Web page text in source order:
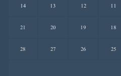
11
12
13
14
18
19
20
21
25
26
27
28